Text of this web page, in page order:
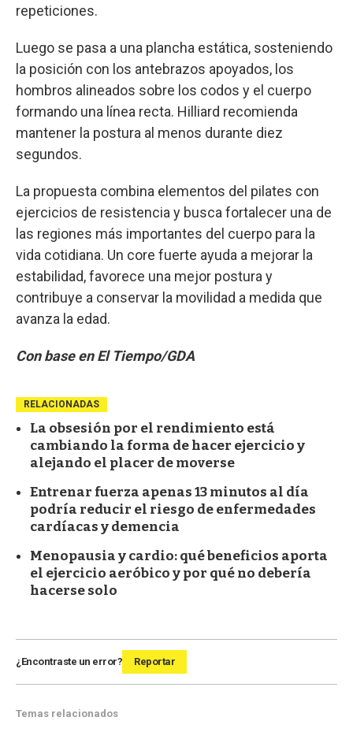
repeticiones.
Luego se pasa a una plancha estática, sosteniendo
la posición con los antebrazos apoyados, los
hombros alineados sobre los codos y el cuerpo
formando una línea recta. Hilliard recomienda
mantener la postura al menos durante diez
segundos.
La propuesta combina elementos del pilates con
ejercicios de resistencia y busca fortalecer una de
las regiones más importantes del cuerpo para la
vida cotidiana. Un core fuerte ayuda a mejorar la
estabilidad, favorece una mejor postura y
contribuye a conservar la movilidad a medida que
avanza la edad.
Con base en El Tiempo/GDA
RELACIONADAS
La obsesión por el rendimiento está
cambiando la forma de hacer ejercicio y
alejando el placer de moverse
Entrenar fuerza apenas 13 minutos al día
podría reducir el riesgo de enfermedades
cardíacas y demencia
Menopausia y cardio: qué beneficios aporta
el ejercicio aeróbico y por qué no debería
hacerse solo
¿Encontraste un error? Reportar
Temas relacionados